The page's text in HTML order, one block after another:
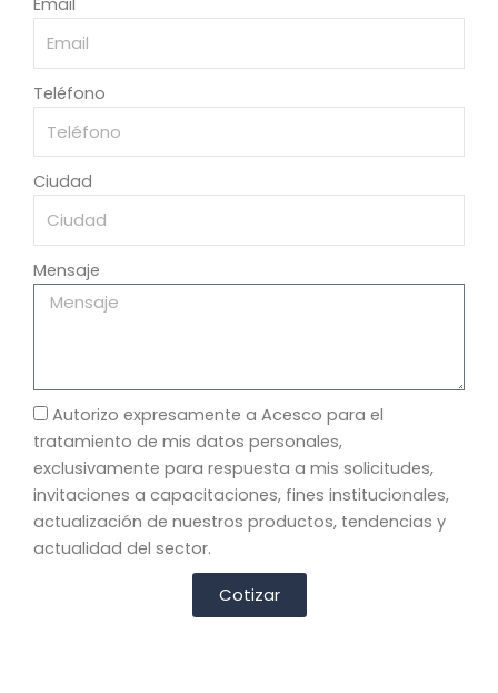
Email
Teléfono
Ciudad
Mensaje
Autorizo expresamente a Acesco para el
tratamiento de mis datos personales,
exclusivamente para respuesta a mis solicitudes,
invitaciones a capacitaciones, fines institucionales,
actualización de nuestros productos, tendencias y
actualidad del sector.
Cotizar